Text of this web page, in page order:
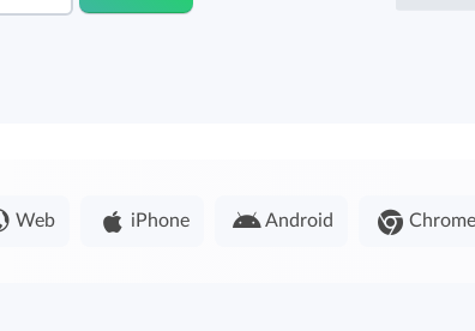
Web iPhone Android Chrome